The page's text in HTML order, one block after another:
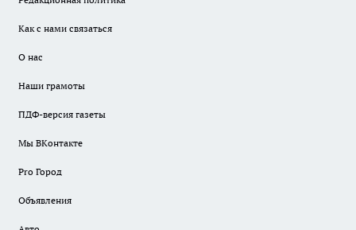
Как с нами связаться
О нас
Наши грамоты
ПДФ-версия газеты
Мы ВКонтакте
Pro Город
Объявления